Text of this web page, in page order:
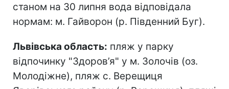
станом на 30 липня вода відповідала
нормам: м. Гайворон (р. Південний Буг).
Львівська область: пляж у парку
відпочинку "Здоров’я" у м. Золочів (оз.
Молодіжне), пляж с. Верещиця